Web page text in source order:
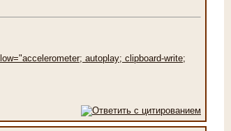
autoplay; clipboard-write;